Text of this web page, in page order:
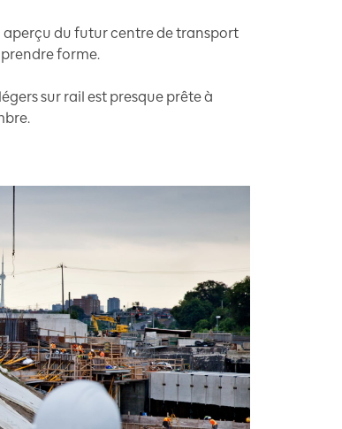
aperçu du futur centre de transport
forme.
sur rail est presque prête à